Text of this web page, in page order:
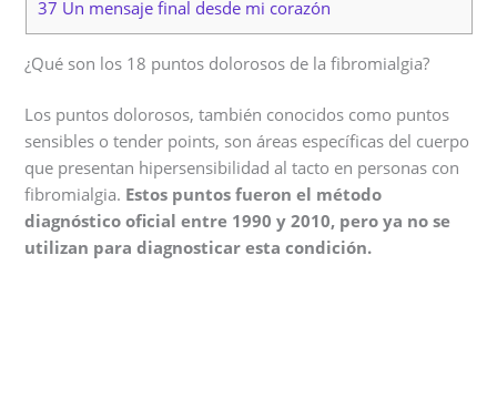
37 Un mensaje final desde mi corazón
¿Qué son los 18 puntos dolorosos de la fibromialgia?
Los puntos dolorosos, también conocidos como puntos
sensibles o tender points, son áreas específicas del cuerpo
que presentan hipersensibilidad al tacto en personas con
fibromialgia. Estos puntos fueron el método
diagnóstico oficial entre 1990 y 2010, pero ya no se
utilizan para diagnosticar esta condición.